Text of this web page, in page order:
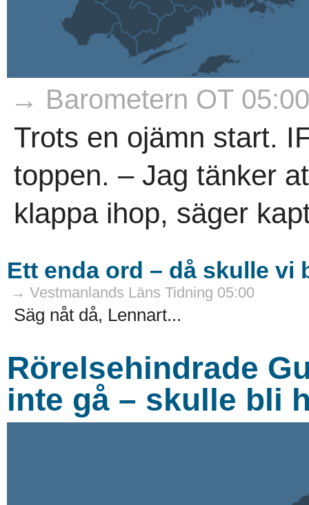
→ Barometern OT 05:00
Trots en ojämn start.
toppen. – Jag tänker
klappa ihop, säger
Ett enda ord – då skulle vi
→ Vestmanlands Läns Tidning 05:00
Säg nåt då, Lennart...
Rörelsehindrade
inte gå – skulle bli